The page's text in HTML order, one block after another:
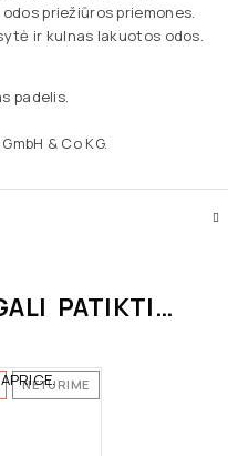
priežiūros priemones.
ir kulnas lakuotos odos.
padelis.
& Co KG.
PATIKTI…
NETURIME